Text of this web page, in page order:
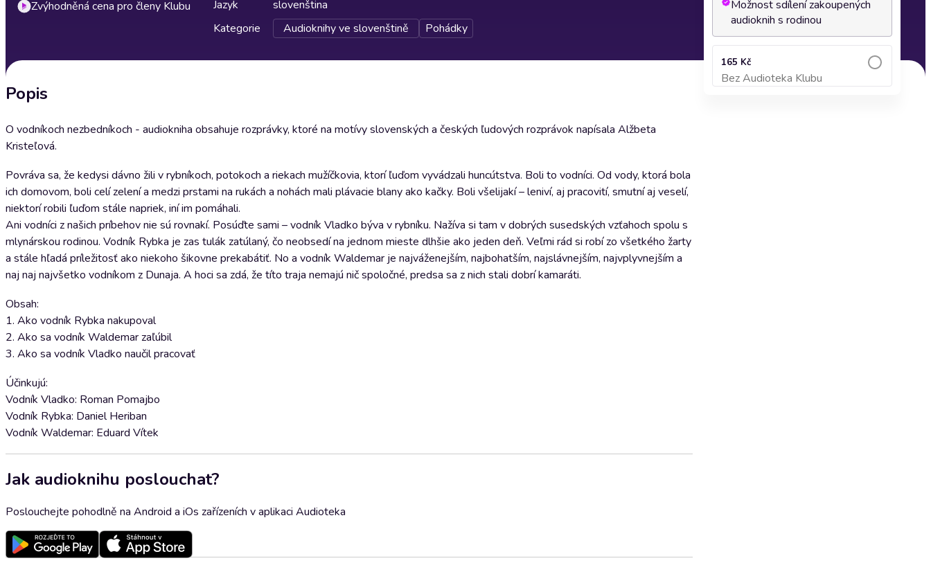
Zvýhodněná cena pro členy Klubu
Jazyk
slovenština
Kategorie
Audioknihy ve slovenštině Pohádky
Popis
O vodníkoch nezbedníkoch - audiokniha obsahuje rozprávky, ktoré na motívy slovenských a českých ľudových rozprávok napísala Alžbeta
Kristeľová.
Povráva sa, že kedysi dávno žili v rybníkoch, potokoch a riekach mužíčkovia, ktorí ľuďom vyvádzali huncútstva. Boli to vodníci. Od vody, ktorá bola
ich domovom, boli celí zelení a medzi prstami na rukách a nohách mali plávacie blany ako kačky. Boli všelijakí – leniví, aj pracovití, smutní aj veselí,
niektorí robili ľuďom stále napriek, iní im pomáhali.
Ani vodníci z našich príbehov nie sú rovnakí. Posúďte sami – vodník Vladko býva v rybníku. Nažíva si tam v dobrých susedských vzťahoch spolu s
mlynárskou rodinou. Vodník Rybka je zas tulák zatúlaný, čo neobsedí na jednom mieste dlhšie ako jeden deň. Veľmi rád si robí zo všetkého žarty
a stále hľadá príležitosť ako niekoho šikovne prekabátiť. No a vodník Waldemar je najváženejším, najbohatším, najslávnejším, najvplyvnejším a
naj naj najvšetko vodníkom z Dunaja. A hoci sa zdá, že títo traja nemajú nič spoločné, predsa sa z nich stali dobrí kamaráti.
Obsah:
1. Ako vodník Rybka nakupoval
2. Ako sa vodník Waldemar zaľúbil
3. Ako sa vodník Vladko naučil pracovať
Účinkujú:
Vodník Vladko: Roman Pomajbo
Vodník Rybka: Daniel Heriban
Vodník Waldemar: Eduard Vítek
Jak audioknihu poslouchat?
Poslouchejte pohodlně na Android a iOs zařízeních v aplikaci Audioteka
Možnost sdílení zakoupených
audioknih s rodinou
165 Kč
Bez Audioteka Klubu
Přidat do košíku